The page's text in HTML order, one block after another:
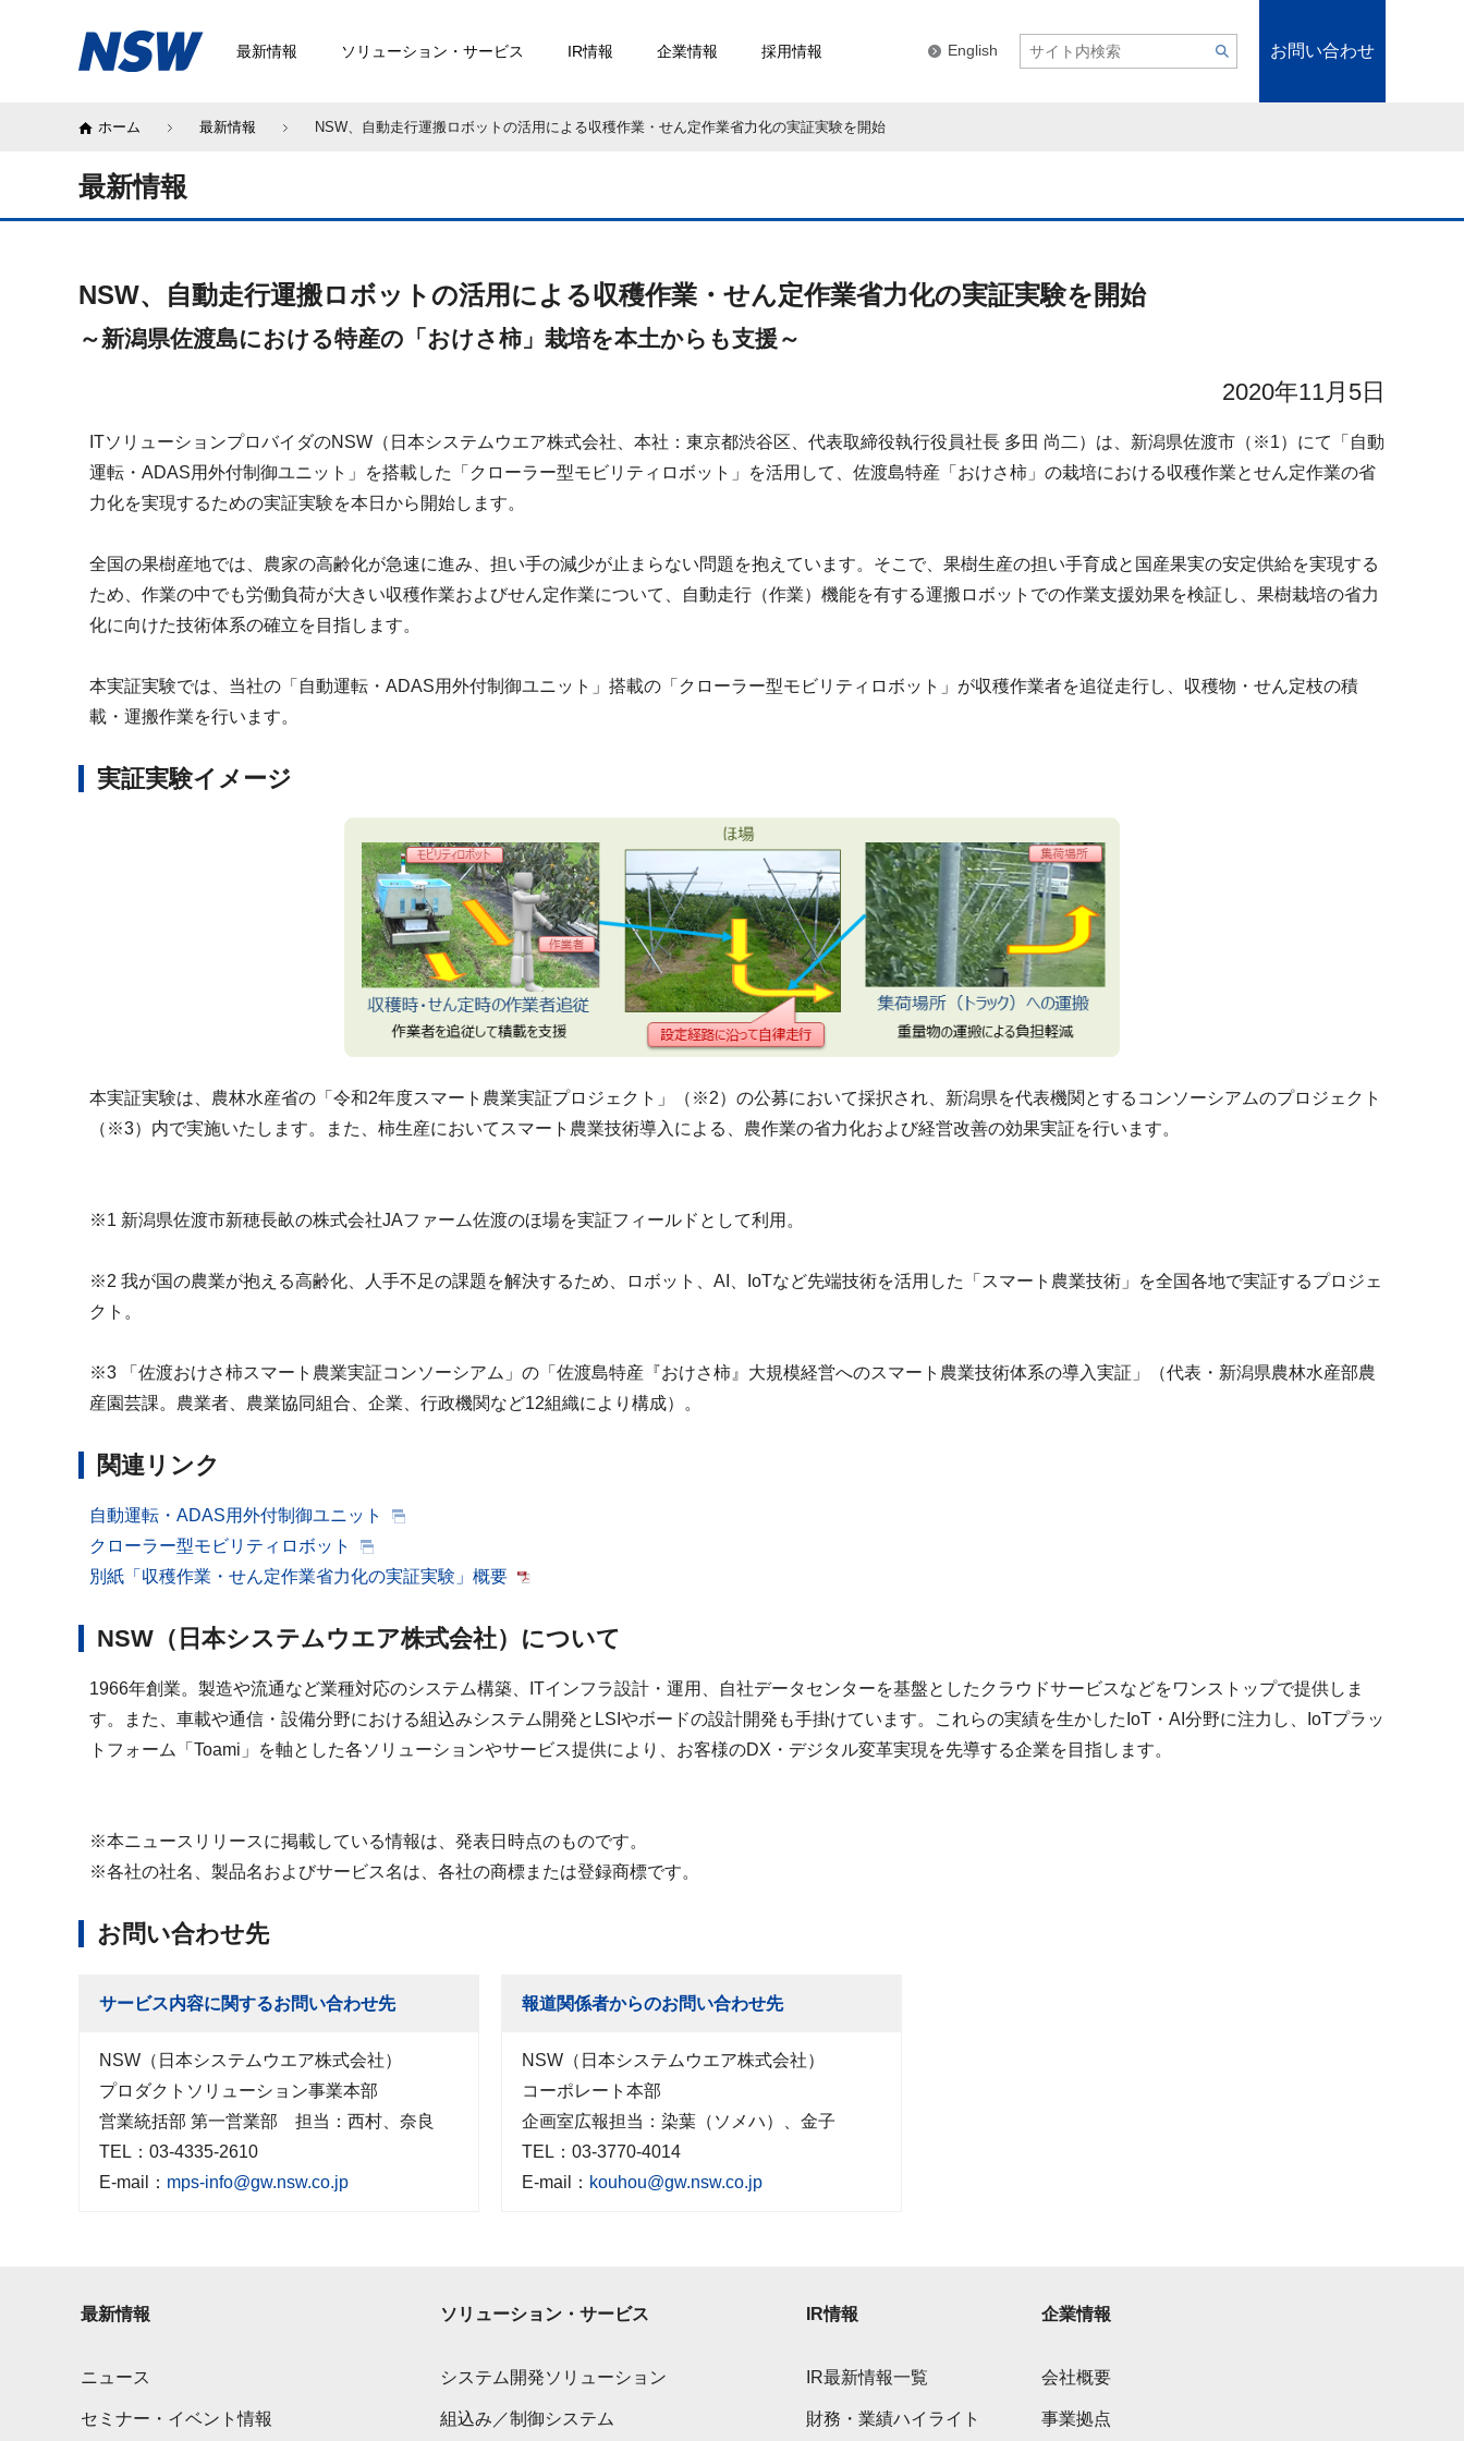
最新情報 ソリューション・サービス IR情報 企業情報 採用情報 English お問い合わせ
ホーム 最新情報 NSW、自動走行運搬ロボットの活用による収穫作業・せん定作業省力化の実証実験を開始
最新情報
NSW、自動走行運搬ロボットの活用による収穫作業・せん定作業省力化の実証実験を開始
～新潟県佐渡島における特産の「おけさ柿」栽培を本土からも支援～
2020年11月5日
ITソリューションプロバイダのNSW（日本システムウエア株式会社、本社：東京都渋谷区、代表取締役執行役員社長 多田 尚二）は、新潟県佐渡市（※1）にて「自動
運転・ADAS用外付制御ユニット」を搭載した「クローラー型モビリティロボット」を活用して、佐渡島特産「おけさ柿」の栽培における収穫作業とせん定作業の省
力化を実現するための実証実験を本日から開始します。
全国の果樹産地では、農家の高齢化が急速に進み、担い手の減少が止まらない問題を抱えています。そこで、果樹生産の担い手育成と国産果実の安定供給を実現する
ため、作業の中でも労働負荷が大きい収穫作業およびせん定作業について、自動走行（作業）機能を有する運搬ロボットでの作業支援効果を検証し、果樹栽培の省力
化に向けた技術体系の確立を目指します。
本実証実験では、当社の「自動運転・ADAS用外付制御ユニット」搭載の「クローラー型モビリティロボット」が収穫作業者を追従走行し、収穫物・せん定枝の積
載・運搬作業を行います。
実証実験イメージ
本実証実験は、農林水産省の「令和2年度スマート農業実証プロジェクト」（※2）の公募において採択され、新潟県を代表機関とするコンソーシアムのプロジェクト
（※3）内で実施いたします。また、柿生産においてスマート農業技術導入による、農作業の省力化および経営改善の効果実証を行います。
※1 新潟県佐渡市新穂長畝の株式会社JAファーム佐渡のほ場を実証フィールドとして利用。
※2 我が国の農業が抱える高齢化、人手不足の課題を解決するため、ロボット、AI、IoTなど先端技術を活用した「スマート農業技術」を全国各地で実証するプロジェ
クト。
※3 「佐渡おけさ柿スマート農業実証コンソーシアム」の「佐渡島特産『おけさ柿』大規模経営へのスマート農業技術体系の導入実証」（代表・新潟県農林水産部農
産園芸課。農業者、農業協同組合、企業、行政機関など12組織により構成）。
関連リンク
自動運転・ADAS用外付制御ユニット
クローラー型モビリティロボット
別紙「収穫作業・せん定作業省力化の実証実験」概要
NSW（日本システムウエア株式会社）について
1966年創業。製造や流通など業種対応のシステム構築、ITインフラ設計・運用、自社データセンターを基盤としたクラウドサービスなどをワンストップで提供しま
す。また、車載や通信・設備分野における組込みシステム開発とLSIやボードの設計開発も手掛けています。これらの実績を生かしたIoT・AI分野に注力し、IoTプラッ
トフォーム「Toami」を軸とした各ソリューションやサービス提供により、お客様のDX・デジタル変革実現を先導する企業を目指します。
※本ニュースリリースに掲載している情報は、発表日時点のものです。
※各社の社名、製品名およびサービス名は、各社の商標または登録商標です。
お問い合わせ先
サービス内容に関するお問い合わせ先
NSW（日本システムウエア株式会社）
プロダクトソリューション事業本部
営業統括部 第一営業部 担当：西村、奈良
TEL：03-4335-2610
E-mail： mps-info@gw.nsw.co.jp
報道関係者からのお問い合わせ先
NSW（日本システムウエア株式会社）
コーポレート本部
企画室広報担当：染葉（ソメハ）、金子
TEL：03-3770-4014
E-mail： kouhou@gw.nsw.co.jp
最新情報
ニュース
セミナー・イベント情報
ソリューション・サービス
システム開発ソリューション
組込み／制御システム
IR情報
IR最新情報一覧
財務・業績ハイライト
企業情報
会社概要
事業拠点